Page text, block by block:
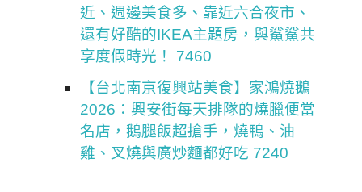
近、週邊美食多、靠近六合夜市、
還有好酷的IKEA主題房，與鯊鯊共
享度假時光！ 7460
【台北南京復興站美食】家鴻燒鵝
2026：興安街每天排隊的燒臘便當
名店，鵝腿飯超搶手，燒鴨、油
雞、叉燒與廣炒麵都好吃 7240